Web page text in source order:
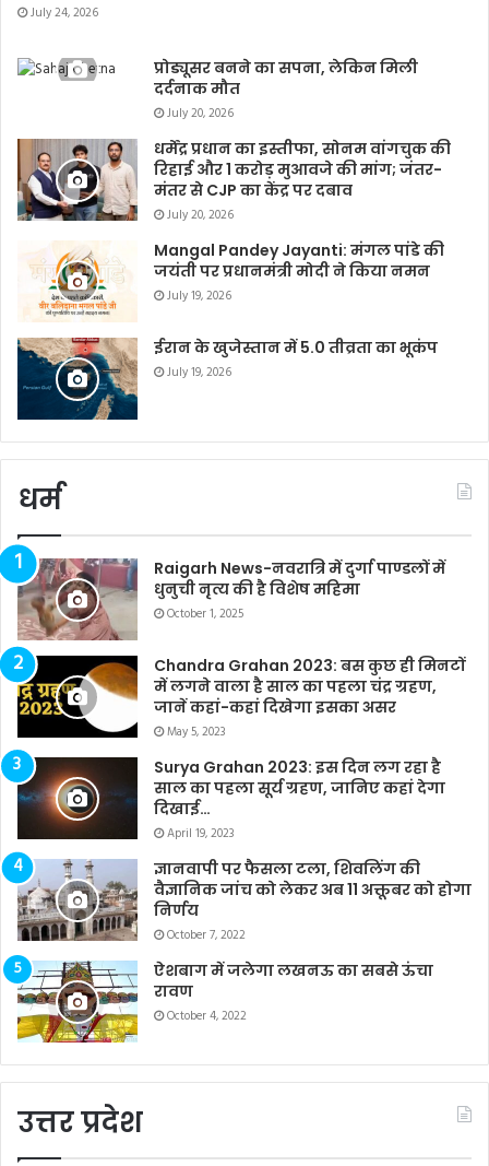
July 24, 2026
प्रोड्यूसर बनने का सपना, लेकिन मिली
दर्दनाक मौत
July 20, 2026
धर्मेंद्र प्रधान का इस्तीफा, सोनम वांगचुक की
रिहाई और 1 करोड़ मुआवजे की मांग; जंतर-
मंतर से CJP का केंद्र पर दबाव
July 20, 2026
Mangal Pandey Jayanti: मंगल पांडे की
जयंती पर प्रधानमंत्री मोदी ने किया नमन
July 19, 2026
ईरान के खुजेस्तान में 5.0 तीव्रता का भूकंप
July 19, 2026
धर्म
Raigarh News-नवरात्रि में दुर्गा पाण्डलों में
धुनुची नृत्य की है विशेष महिमा
October 1, 2025
Chandra Grahan 2023: बस कुछ ही मिनटों
में लगने वाला है साल का पहला चंद्र ग्रहण,
जानें कहां-कहां दिखेगा इसका असर
May 5, 2023
Surya Grahan 2023: इस दिन लग रहा है
साल का पहला सूर्य ग्रहण, जानिए कहां देगा
दिखाई…
April 19, 2023
ज्ञानवापी पर फैसला टला, शिवलिंग की
वैज्ञानिक जांच को लेकर अब 11 अक्तूबर को होगा
निर्णय
October 7, 2022
ऐशबाग में जलेगा लखनऊ का सबसे ऊंचा
रावण
October 4, 2022
उत्तर प्रदेश